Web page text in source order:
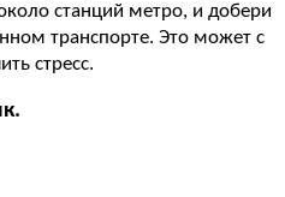
станций метро, и добери
транспорте. Это может с
стресс.